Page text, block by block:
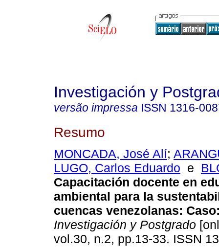
Investigación y
versão impressa ISSN 1316-
Resumo
MONCADA, José Alí;
LUGO, Carlos Eduardo e
Capacitación docente en
ambiental para la
cuencas venezolanas:
Investigación y Postgrado
vol.30, n.2, pp.13-33. ISSN